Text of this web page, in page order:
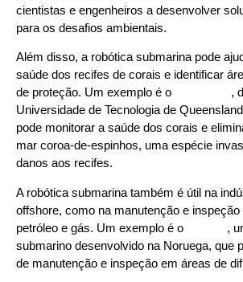
cientistas e engenheiros a desenvolver
para os desafios ambientais.
Além disso, a robótica submarina pode
saúde dos recifes de corais e identificar
de proteção. Um exemplo é o
,
Universidade de Tecnologia de
pode monitorar a saúde dos corais e
mar coroa-de-espinhos, uma espécie
danos aos recifes.
A robótica submarina também é útil na
offshore, como na manutenção e
petróleo e gás. Um exemplo é o
,
submarino desenvolvido na Noruega, que
de manutenção e inspeção em áreas de